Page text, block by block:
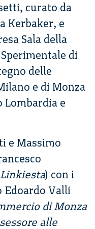
curato da
Kerbaker, e
Sala della
di
delle
e di Monza
Lombardia e
e Massimo
) con i
Valli
di Monza
alle